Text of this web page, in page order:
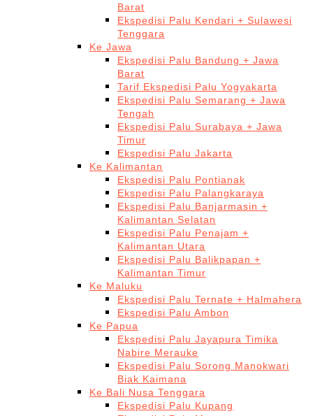
Barat
Ekspedisi Palu Kendari + Sulawesi
Tenggara
Ke Jawa
Ekspedisi Palu Bandung + Jawa
Barat
Tarif Ekspedisi Palu Yogyakarta
Ekspedisi Palu Semarang + Jawa
Tengah
Ekspedisi Palu Surabaya + Jawa
Timur
Ekspedisi Palu Jakarta
Ke Kalimantan
Ekspedisi Palu Pontianak
Ekspedisi Palu Palangkaraya
Ekspedisi Palu Banjarmasin +
Kalimantan Selatan
Ekspedisi Palu Penajam +
Kalimantan Utara
Ekspedisi Palu Balikpapan +
Kalimantan Timur
Ke Maluku
Ekspedisi Palu Ternate + Halmahera
Ekspedisi Palu Ambon
Ke Papua
Ekspedisi Palu Jayapura Timika
Nabire Merauke
Ekspedisi Palu Sorong Manokwari
Biak Kaimana
Ke Bali Nusa Tenggara
Ekspedisi Palu Kupang